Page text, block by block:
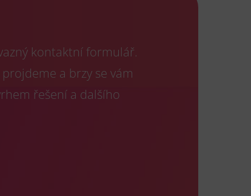
kontaktní formulář.
a brzy se vám
řešení a dalšího